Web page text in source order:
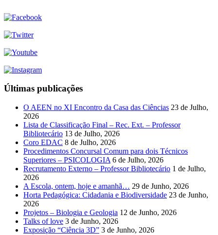
Últimas publicações
O AEEN no XI Encontro da Casa das Ciências 23 de Julho,
2026
Lista de Classificação Final – Rec. Ext. – Professor
Bibliotecário 13 de Julho, 2026
Coro EDAC 8 de Julho, 2026
Procedimentos Concursal Comum para dois Técnicos
Superiores – PSICOLOGIA 6 de Julho, 2026
Recrutamento Externo – Professor Bibliotecário 1 de Julho,
2026
A Escola, ontem, hoje e amanhã… 29 de Junho, 2026
Horta Pedagógica: Cidadania e Biodiversidade 23 de Junho,
2026
Projetos – Biologia e Geologia 12 de Junho, 2026
Talks of love 3 de Junho, 2026
Exposição “Ciência 3D” 3 de Junho, 2026